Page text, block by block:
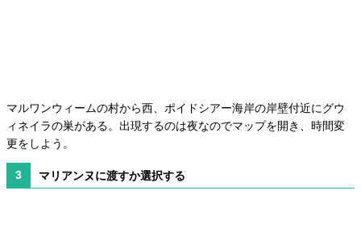
マルワンウィームの村から西、ポイドシアー海岸の岸壁付近にグウ
ィネイラの巣がある。出現するのは夜なのでマップを開き、時間変
更をしよう。
マリアンヌに渡すか選択する